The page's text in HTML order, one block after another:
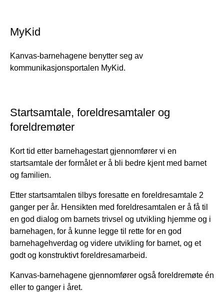
MyKid
Kanvas-barnehagene benytter seg av
kommunikasjonsportalen MyKid.
Startsamtale, foreldresamtaler og
foreldremøter
Kort tid etter barnehagestart gjennomfører vi en
startsamtale der formålet er å bli bedre kjent med barnet
og familien.
Etter startsamtalen tilbys foresatte en foreldresamtale 2
ganger per år. Hensikten med foreldresamtalen er å få til
en god dialog om barnets trivsel og utvikling hjemme og i
barnehagen, for å kunne legge til rette for en god
barnehagehverdag og videre utvikling for barnet, og et
godt og konstruktivt foreldresamarbeid.
Kanvas-barnehagene gjennomfører også foreldremøte én
eller to ganger i året.